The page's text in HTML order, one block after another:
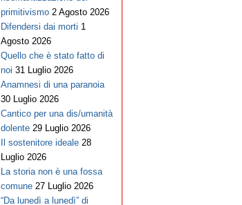
primitivismo 2 Agosto 2026
Difendersi dai morti 1
Agosto 2026
Quello che è stato fatto di
noi 31 Luglio 2026
Anamnesi di una paranoia
30 Luglio 2026
Cantico per una dis/umanità
dolente 29 Luglio 2026
Il sostenitore ideale 28
Luglio 2026
La storia non è una fossa
comune 27 Luglio 2026
“Da lunedì a lunedì” di